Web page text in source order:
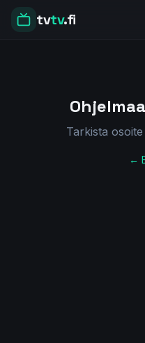
tvtv.fi
Tarkista
←